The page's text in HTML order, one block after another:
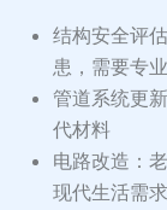
结构安全评
患，需要专
管道系统更
代材料
电路改造：
现代生活需求